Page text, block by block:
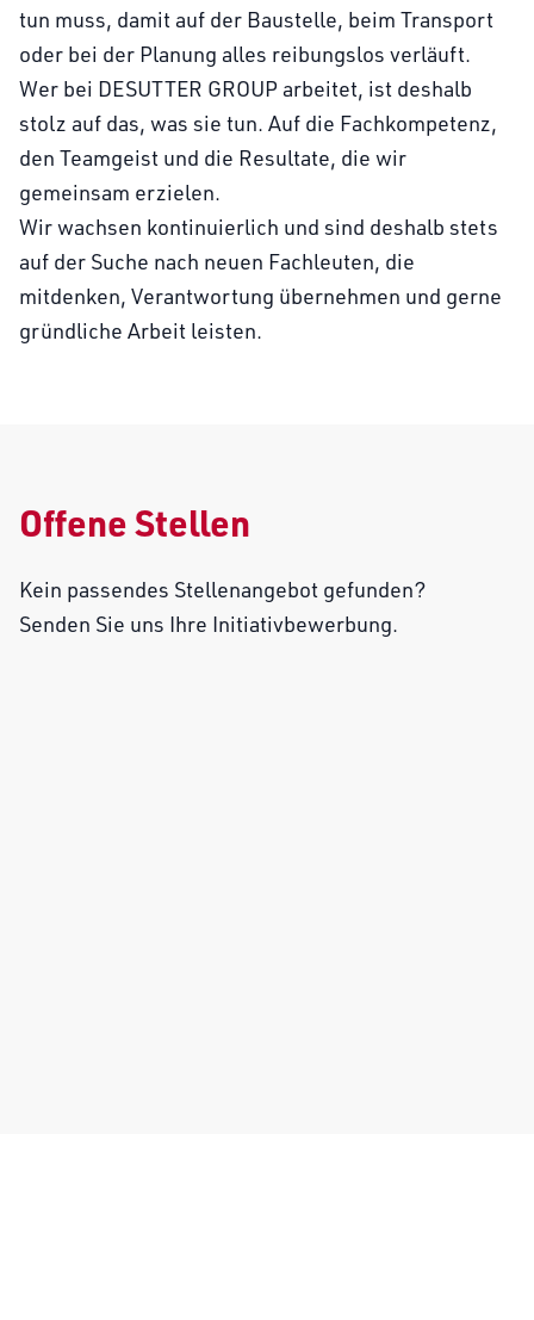
tun muss, damit auf der Baustelle, beim Transport
oder bei der Planung alles reibungslos verläuft.
Wer bei DESUTTER GROUP arbeitet, ist deshalb
stolz auf das, was sie tun. Auf die Fachkompetenz,
den Teamgeist und die Resultate, die wir
gemeinsam erzielen.
Wir wachsen kontinuierlich und sind deshalb stets
auf der Suche nach neuen Fachleuten, die
mitdenken, Verantwortung übernehmen und gerne
gründliche Arbeit leisten.
Offene Stellen
Kein passendes Stellenangebot gefunden?
Senden Sie uns Ihre Initiativbewerbung.